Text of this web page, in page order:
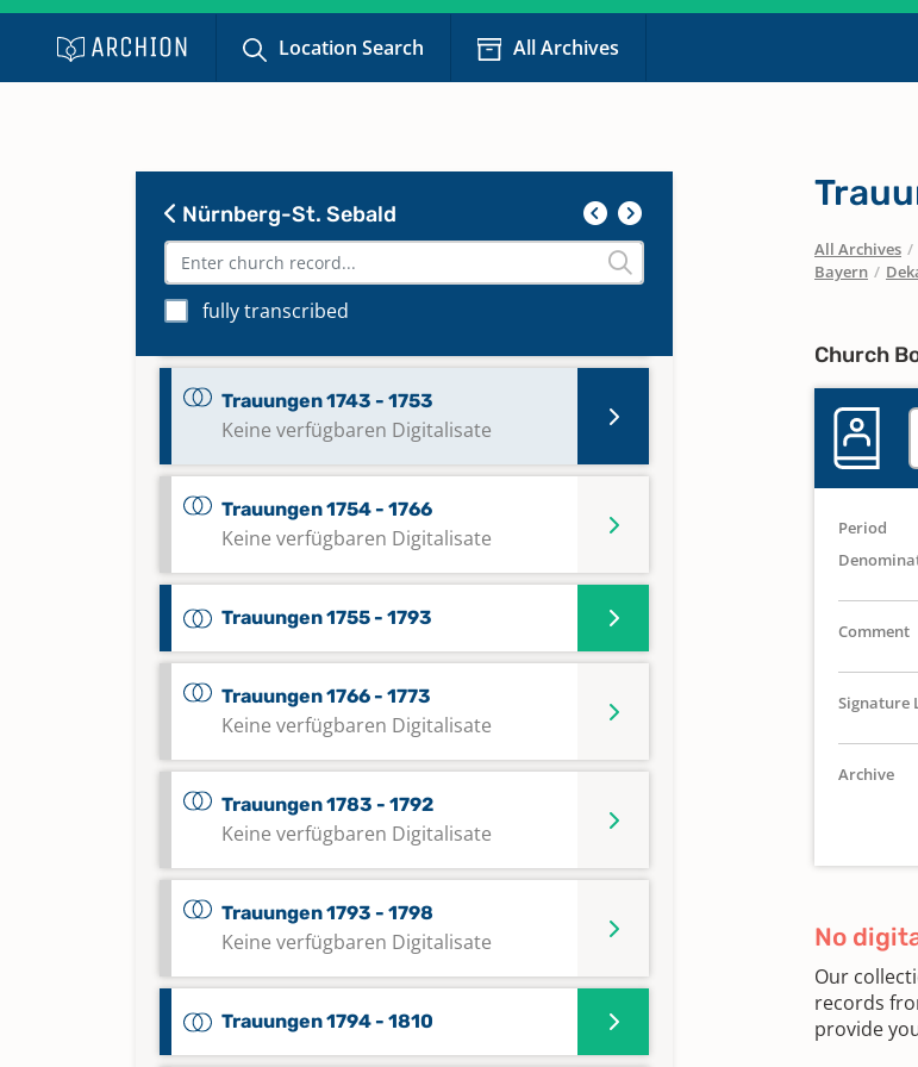
Location Search All Archives
Nürnberg-St. Sebald
fully transcribed
Trauungen 1728 - 1754
Trauungen 1734 - 1742
Keine verfügbaren Digitalisate
Trauungen 1743 - 1753
Keine verfügbaren Digitalisate
Trauungen 1754 - 1766
Keine verfügbaren Digitalisate
Trauungen 1755 - 1793
Trauungen 1766 - 1773
Keine verfügbaren Digitalisate
Trauungen 1783 - 1792
Keine verfügbaren Digitalisate
Trauungen 1793 - 1798
Keine verfügbaren Digitalisate
Trauungen 1794 - 1810
All Archives /
Bayern /
Church
Period
Comment
Signature
Archive
No
Our
records
provide